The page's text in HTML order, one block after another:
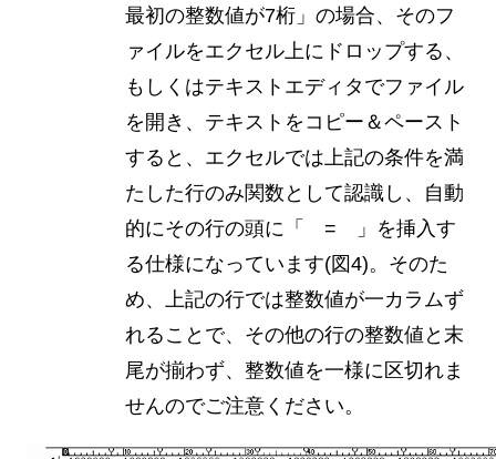
最初の整数値が7桁」の場合、そのフ
ァイルをエクセル上にドロップする、
もしくはテキストエディタでファイル
を開き、テキストをコピー＆ペースト
すると、エクセルでは上記の条件を満
たした行のみ関数として認識し、自動
的にその行の頭に「 = 」を挿入す
る仕様になっています(図4)。そのた
め、上記の行では整数値が一カラムず
れることで、その他の行の整数値と末
尾が揃わず、整数値を一様に区切れま
せんのでご注意ください。